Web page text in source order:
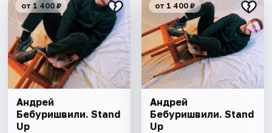
от 1 400 ₽
Андрей
Бебуришвили. Stand
Up
от 1 400 ₽
Андрей
Бебуришвили. Stand
Up